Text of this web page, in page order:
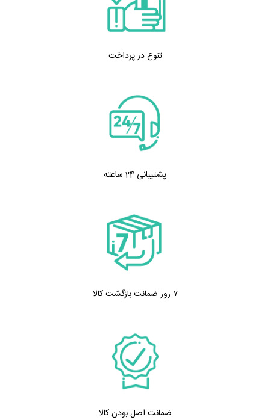
تنوع در پرداخت
پشتیبانی 24 ساعته
۷ روز ضمانت بازگشت کالا
ضمانت اصل بودن کالا